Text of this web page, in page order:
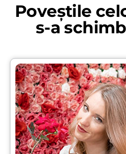
Poveștile
s-a